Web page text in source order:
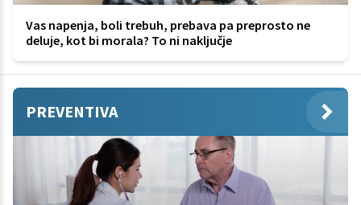
Vas napenja, boli trebuh, prebava pa preprosto ne
deluje, kot bi morala? To ni naključje
PREVENTIVA